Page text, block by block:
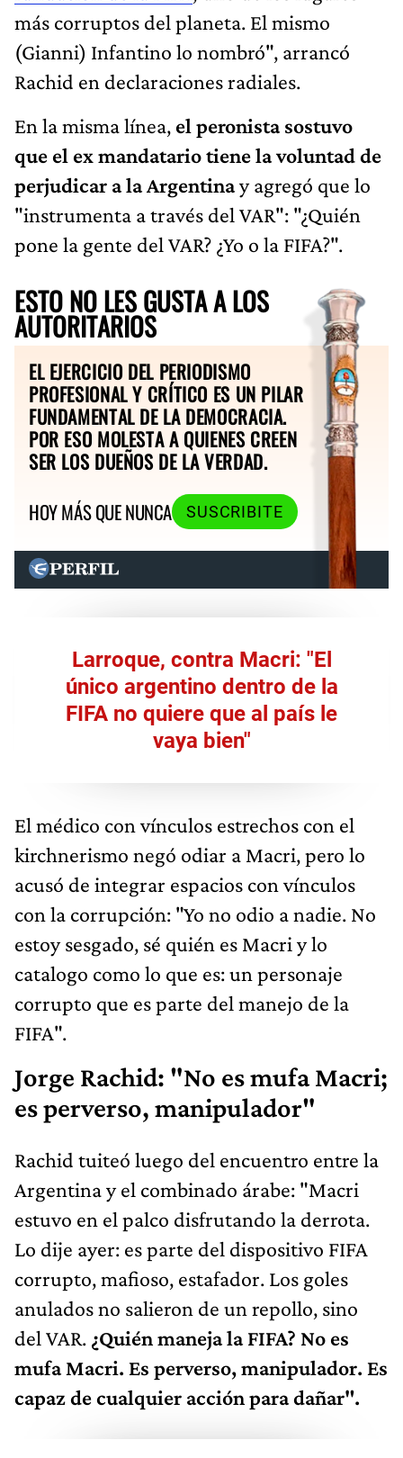
más corruptos del planeta. El mismo
(Gianni) Infantino lo nombró", arrancó
Rachid en declaraciones radiales.
En la misma línea, el peronista sostuvo
que el ex mandatario tiene la voluntad de
perjudicar a la Argentinay agregó que lo
"instrumenta a través del VAR": "¿Quién
pone la gente del VAR? ¿Yo o la FIFA?".
ESTO NO LES GUSTA A LOS
AUTORITARIOS
EL EJERCICIO DEL PERIODISMO
PROFESIONAL Y CRÍTICO ES UN PILAR
FUNDAMENTAL DE LA DEMOCRACIA.
POR ESO MOLESTA A QUIENES CREEN
SER LOS DUEÑOS DE LA VERDAD.
HOY MÁS QUE NUNCA
SUSCRIBITE
Larroque, contra Macri: "El
único argentino dentro de la
FIFA no quiere que al país le
vaya bien"
El médico con vínculos estrechos con el
kirchnerismo negó odiar a Macri, pero lo
acusó de integrar espacios con vínculos
con la corrupción: "Yo no odio a nadie. No
estoy sesgado, sé quién es Macri y lo
catalogo como lo que es: un personaje
corrupto que es parte del manejo de la
FIFA".
Jorge Rachid: "No es mufa Macri;
es perverso, manipulador"
Rachid tuiteó luego del encuentro entre la
Argentina y el combinado árabe: "Macri
estuvo en el palco disfrutando la derrota.
Lo dije ayer: es parte del dispositivo FIFA
corrupto, mafioso, estafador. Los goles
anulados no salieron de un repollo, sino
del VAR. ¿Quién maneja la FIFA? No es
mufa Macri. Es perverso, manipulador. Es
capaz de cualquier acción para dañar".